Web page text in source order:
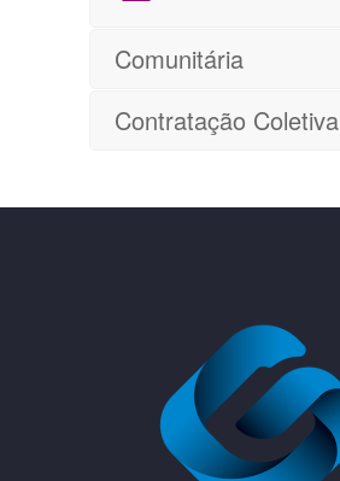
Comunitária
Contratação Coletiva